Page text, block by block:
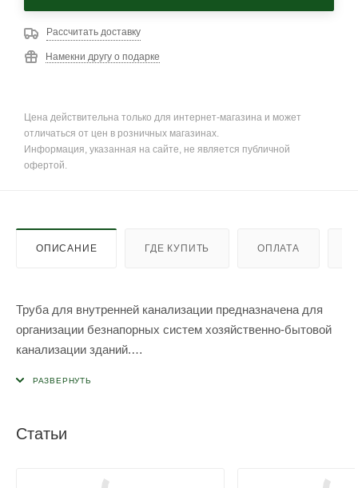
Рассчитать доставку
Намекни другу о подарке
Цена действительна только для интернет-магазина и может
отличаться от цен в розничных магазинах.
Информация, указанная на сайте, не является публичной
офертой.
ОПИСАНИЕ ГДЕ КУПИТЬ ОПЛАТА
Труба для внутренней канализации предназначена для
организации безнапорных систем хозяйственно-бытовой
канализации зданий.
Статьи